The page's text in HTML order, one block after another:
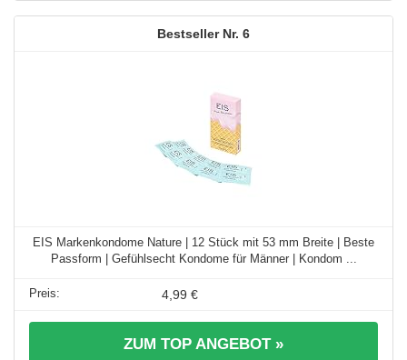
6
EIS Markenkondome Nature | 12 Stück mit 53 mm Breite | Beste
Passform | Gefühlsecht Kondome für Männer | Kondom ...
4,99 €
ZUM TOP ANGEBOT »